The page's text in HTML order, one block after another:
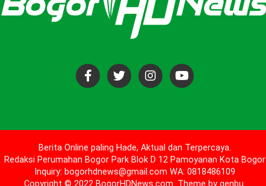
Berita Online paling Hade, Aktual dan Terpercaya.
Redaksi Perumahan Bogor Park Blok D 12 Pamoyanan Kota Bogor
Inquiry: bogorhdnews@gmail.com WA: 0818486109
Copyright © 2022 BogorHDNews.com. Theme by genbu